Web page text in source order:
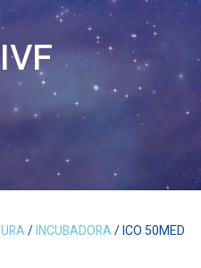
/INCUBADORA/ ICO 50MED